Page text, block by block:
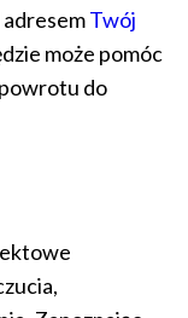
Twój
może pomóc
do